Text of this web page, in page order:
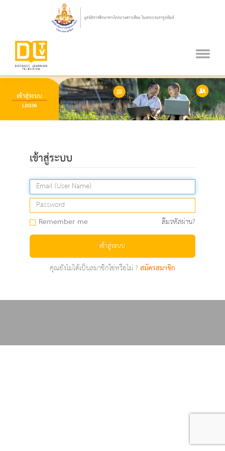
เข้าสู่ระบบ
Remember me ลืมรหัสผ่าน?
เข้าสู่ระบบ
คุณยังไม่ได้เป็นสมาชิกใช่หรือไม่ ?สมัครสมาชิก